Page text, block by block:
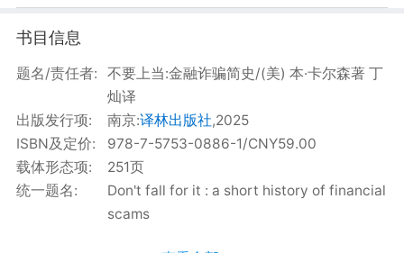
书目信息
题名/责任者:
不要上当:金融诈骗简史/(美) 本·卡尔森著 丁
灿译
出版发行项:
南京:译林出版社,2025
ISBN及定价:
978-7-5753-0886-1/CNY59.00
载体形态项:
251页
统一题名:
Don't fall for it : a short history of financial
scams